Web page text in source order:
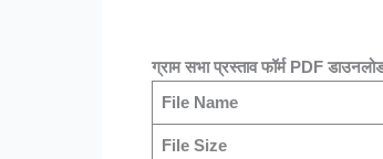
ग्राम सभा प्रस्ताव फॉर्म PDF
File Name
File Size